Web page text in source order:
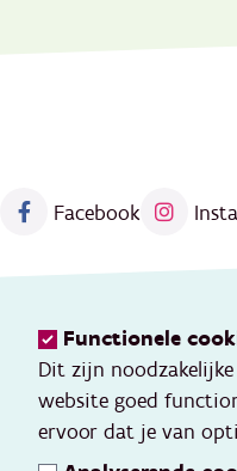
Functionele
Dit zijn
website goed
ervoor dat je van
Facebook
Kennis
Thema's
Opleidingen en events